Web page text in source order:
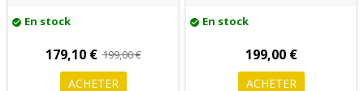
check_circle En stock
179,10 € 199,00 €
ACHETER
check_circle En stock
199,00 €
ACHETER